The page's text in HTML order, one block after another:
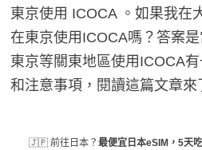
東京使用 ICOCA 。如果我在
在東京使用ICOCA嗎？答案
東京等關東地區使用ICOCA
和注意事項，閱讀這篇文章來
🇯🇵 前往日本？ 最便宜日本eSIM，5天